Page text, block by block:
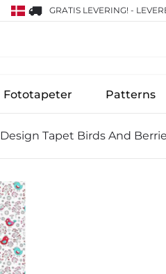
GRATIS LEVERING! -
Fototapeter Patterns
Design Tapet Birds And